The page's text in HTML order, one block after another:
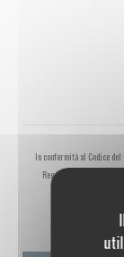
In conformità al Codice
Registro Pubblico delle